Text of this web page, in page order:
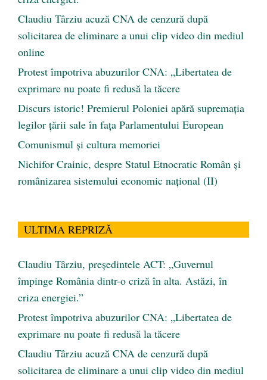
Claudiu Târziu acuză CNA de cenzură după
solicitarea de eliminare a unui clip video din mediul
online
Protest împotriva abuzurilor CNA: „Libertatea de
exprimare nu poate fi redusă la tăcere
Discurs istoric! Premierul Poloniei apără supremația
legilor țării sale în fața Parlamentului European
Comunismul şi cultura memoriei
Nichifor Crainic, despre Statul Etnocratic Român şi
românizarea sistemului economic naţional (II)
ULTIMA REPRIZĂ
Claudiu Târziu, președintele ACT: „Guvernul
împinge România dintr-o criză în alta. Astăzi, în
criza energiei.”
Protest împotriva abuzurilor CNA: „Libertatea de
exprimare nu poate fi redusă la tăcere
Claudiu Târziu acuză CNA de cenzură după
solicitarea de eliminare a unui clip video din mediul